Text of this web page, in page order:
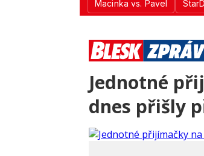
Macinka vs. Pavel
Jednotné
dnes přišly